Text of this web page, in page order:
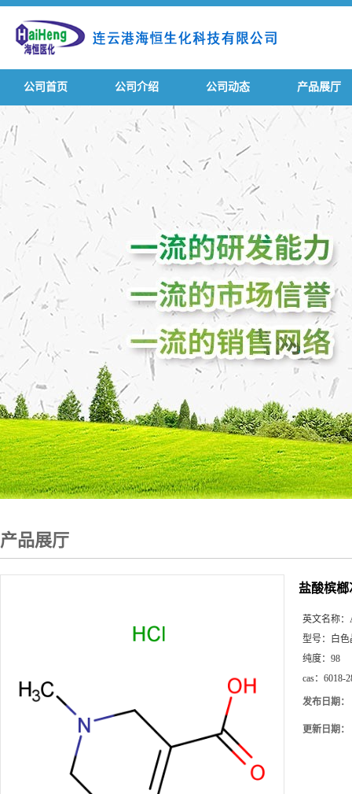
公司首页 公司介绍 公司动态 产品展厅
产品展厅
盐酸槟榔
英文名称：
型号：
白
纯度： 98
cas： 6018-
发布日期：
更新日期：